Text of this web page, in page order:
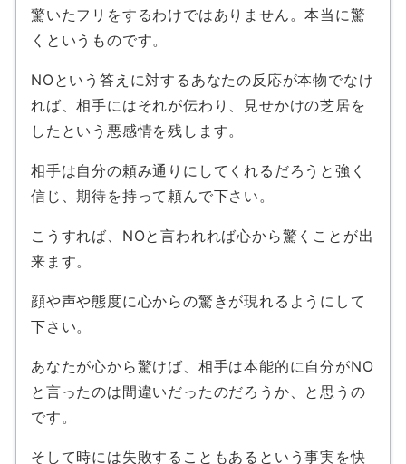
驚いたフリをするわけではありません。本当に驚
くというものです。
NOという答えに対するあなたの反応が本物でなけ
れば、相手にはそれが伝わり、見せかけの芝居を
したという悪感情を残します。
相手は自分の頼み通りにしてくれるだろうと強く
信じ、期待を持って頼んで下さい。
こうすれば、NOと言われれば心から驚くことが出
来ます。
顔や声や態度に心からの驚きが現れるようにして
下さい。
あなたが心から驚けば、相手は本能的に自分がNO
と言ったのは間違いだったのだろうか、と思うの
です。
そして時には失敗することもあるという事実を快